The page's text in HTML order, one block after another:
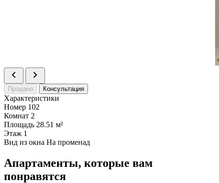
Продано Консультация
Характеристики
Номер 102
Комнат 2
Площадь 28.51 м²
Этаж 1
Вид из окна На променад
Апартаменты, которые вам
понравятся